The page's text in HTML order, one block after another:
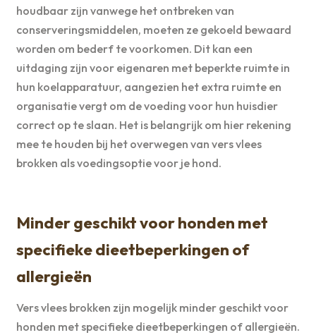
houdbaar zijn vanwege het ontbreken van
conserveringsmiddelen, moeten ze gekoeld bewaard
worden om bederf te voorkomen. Dit kan een
uitdaging zijn voor eigenaren met beperkte ruimte in
hun koelapparatuur, aangezien het extra ruimte en
organisatie vergt om de voeding voor hun huisdier
correct op te slaan. Het is belangrijk om hier rekening
mee te houden bij het overwegen van vers vlees
brokken als voedingsoptie voor je hond.
Minder geschikt voor honden met
specifieke dieetbeperkingen of
allergieën
Vers vlees brokken zijn mogelijk minder geschikt voor
honden met specifieke dieetbeperkingen of allergieën.